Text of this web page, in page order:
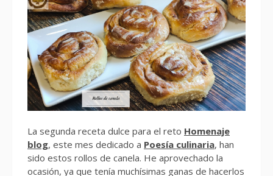
La segunda receta dulce para el reto Homenaje
blog, este mes dedicado a Poesía culinaria, han
sido estos rollos de canela. He aprovechado la
ocasión, ya que tenía muchísimas ganas de hacerlos